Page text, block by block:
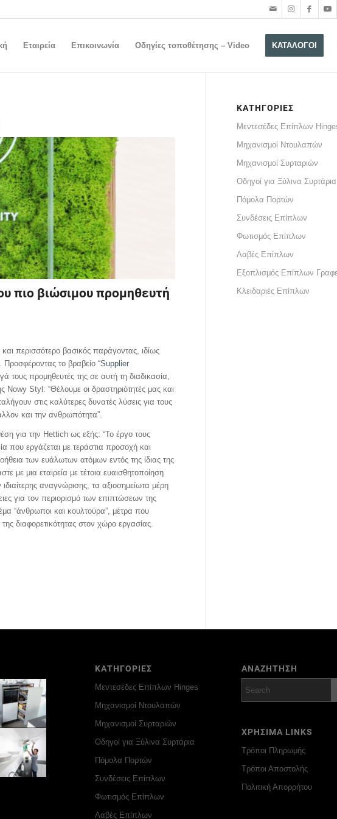
Εταιρεία Επικοινωνία Οδηγίες τοποθέτησης – Video ΚΑΤΑΛΟΓΟΙ
πιο βιώσιμου προμηθευτή
περισσότερο βασικός παράγοντας, ιδίως
Προσφέροντας το βραβείο “Supplier
τους προμηθευτές της σε αυτή τη διαδικασία,
Styl: “Θέλουμε οι δραστηριότητές μας και
στις καλύτερες δυνατές λύσεις για τους
και την ανθρωπότητα”.
για την Hettich ως εξής: “Το έργο τους
που εργάζεται με τεράστια προσοχή και
των ευάλωτων ατόμων εντός της ίδιας της
με μια εταιρεία με τέτοια ευαισθητοποίηση
ιδιαίτερης αναγνώρισης, τα αξιοσημείωτα μέρη
για τον περιορισμό των επιπτώσεων της
“άνθρωποι και κουλτούρα”, μέτρα που
διαφορετικότητας στον χώρο εργασίας.
ΚΑΤΗΓΟΡΙΕΣ
Μεντεσέδες Επίπλων
Μηχανισμοί Ντουλαπών
Μηχανισμοί Συρταριών
Οδηγοί για Ξύλινα Συρτάρια
Πόμολα Πορτών
Συνδέσεις Επίπλων
Φωτισμός Επίπλων
Λαβές Επίπλων
Εξοπλισμός Επίπλων
Κλειδαριές Επίπλων
ΚΑΤΗΓΟΡΙΕΣ
Μεντεσέδες Επίπλων Hinges
Μηχανισμοί Ντουλαπών
Μηχανισμοί Συρταριών
Οδηγοί για Ξύλινα Συρτάρια
Πόμολα Πορτών
Συνδέσεις Επίπλων
Φωτισμός Επίπλων
Λαβές Επίπλων
ΑΝΑΖΗΤΗΣΗ
ΧΡΗΣΙΜΑ LINKS
Τρόποι Πληρωμής
Τρόποι Αποστολής
Πολιτική Απορρήτου